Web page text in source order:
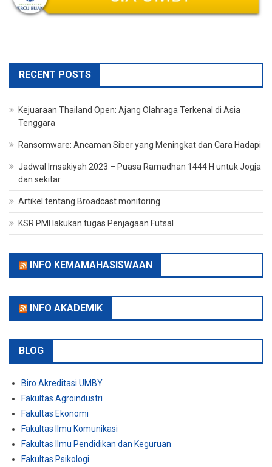
RECENT POSTS
Kejuaraan Thailand Open: Ajang Olahraga Terkenal di Asia
Tenggara
Ransomware: Ancaman Siber yang Meningkat dan Cara Hadapi
Jadwal Imsakiyah 2023 – Puasa Ramadhan 1444 H untuk Jogja
dan sekitar
Artikel tentang Broadcast monitoring
KSR PMI lakukan tugas Penjagaan Futsal
INFO KEMAMAHASISWAAN
INFO AKADEMIK
BLOG
Biro Akreditasi UMBY
Fakultas Agroindustri
Fakultas Ekonomi
Fakultas Ilmu Komunikasi
Fakultas Ilmu Pendidikan dan Keguruan
Fakultas Psikologi